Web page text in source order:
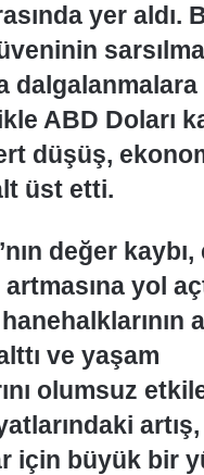
yer aldı.
dalgalanmalara
ABD Doları
düşüş,
üst etti.
değer
artmasına yol
ve yaşam
olumsuz
için büyük bir